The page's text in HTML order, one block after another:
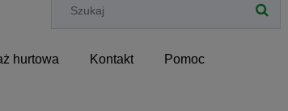
hurtowa Kontakt Pomoc